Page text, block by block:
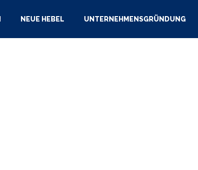
NEUE HEBEL UNTERNEHMENSGRÜNDUNG